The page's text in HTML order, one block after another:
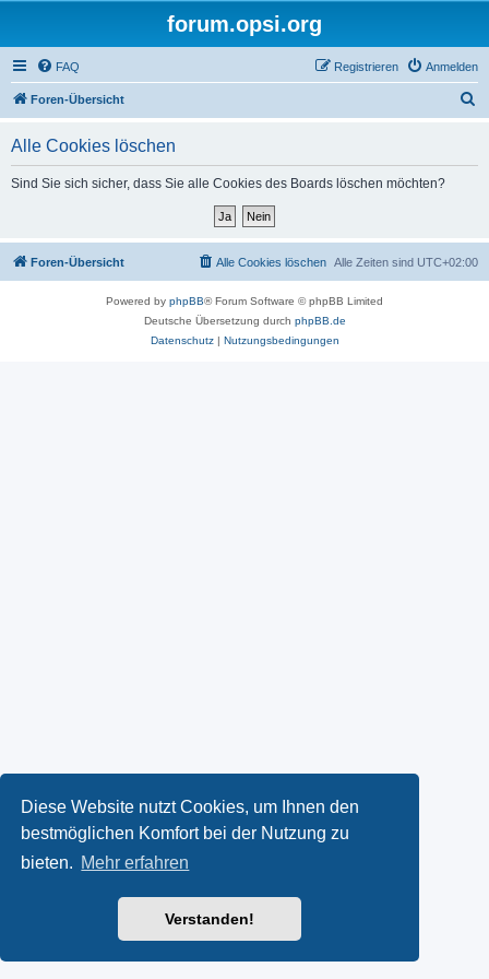
Diese Website nutzt Cookies, um Ihnen den
bestmöglichen Komfort bei der Nutzung zu
bieten. Mehr erfahren
Verstanden!
forum.opsi.org
FAQ Anmelden
Registrieren
Foren-Übersicht
Alle Cookies löschen
Sind Sie sich sicher, dass Sie alle Cookies des Boards löschen möchten?
Foren-Übersicht Alle Zeiten sind UTC+02:00
Alle Cookies löschen
Powered by phpBB® Forum Software © phpBB Limited
Deutsche Übersetzung durch phpBB.de
Datenschutz| Nutzungsbedingungen